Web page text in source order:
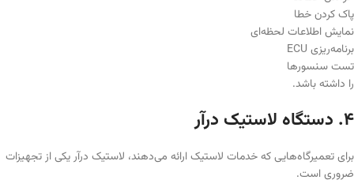
پاک کردن خطا
نمایش اطلاعات لحظه‌ای
برنامه‌ریزی ECU
تست سنسورها
را داشته باشد.
۴. دستگاه لاستیک درآر
برای تعمیرگاه‌هایی که خدمات لاستیک ارائه می‌دهند، لاستیک درآر یکی از تجهیزات
ضروری است.